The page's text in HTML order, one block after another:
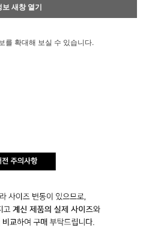
새창 열기
를 확대해 보실 수 있습니다.